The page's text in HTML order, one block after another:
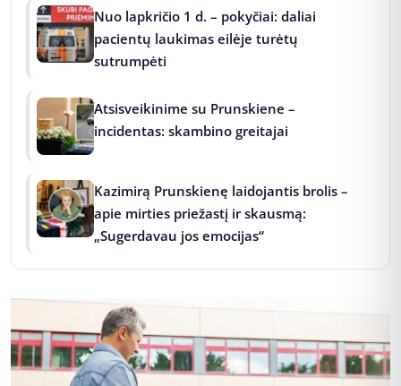
Nuo lapkričio 1 d. – pokyčiai: daliai
pacientų laukimas eilėje turėtų
sutrumpėti
Atsisveikinime su Prunskiene –
incidentas: skambino greitajai
Kazimirą Prunskienę laidojantis brolis –
apie mirties priežastį ir skausmą:
„Sugerdavau jos emocijas“